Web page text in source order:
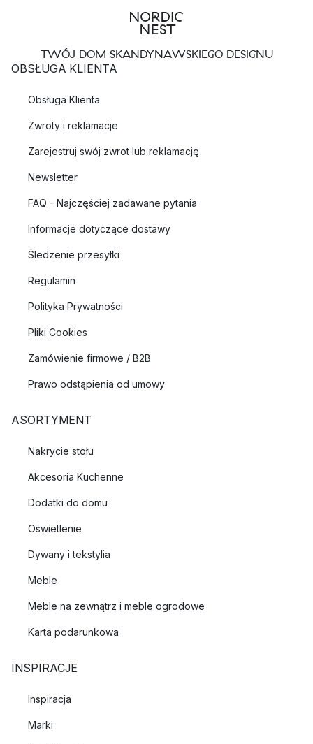
TWÓJ DOM SKANDYNAWSKIEGO DESIGNU
OBSŁUGA KLIENTA
Obsługa Klienta
Zwroty i reklamacje
Zarejestruj swój zwrot lub reklamację
Newsletter
FAQ - Najczęściej zadawane pytania
Informacje dotyczące dostawy
Śledzenie przesyłki
Regulamin
Polityka Prywatności
Pliki Cookies
Zamówienie firmowe / B2B
Prawo odstąpienia od umowy
ASORTYMENT
Nakrycie stołu
Akcesoria Kuchenne
Dodatki do domu
Oświetlenie
Dywany i tekstylia
Meble
Meble na zewnątrz i meble ogrodowe
Karta podarunkowa
INSPIRACJE
Inspiracja
Marki